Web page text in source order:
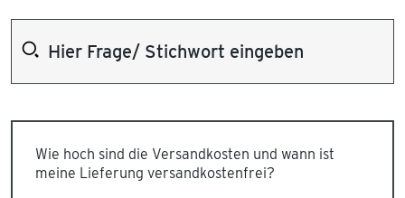
Wie hoch sind die Versandkosten und wann ist
meine Lieferung versandkostenfrei?